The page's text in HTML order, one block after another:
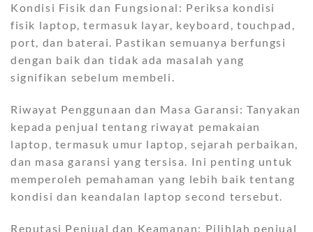
Kondisi Fisik dan Fungsional: Periksa kondisi
fisik laptop, termasuk layar, keyboard, touchpad,
port, dan baterai. Pastikan semuanya berfungsi
dengan baik dan tidak ada masalah yang
signifikan sebelum membeli.
Riwayat Penggunaan dan Masa Garansi: Tanyakan
kepada penjual tentang riwayat pemakaian
laptop, termasuk umur laptop, sejarah perbaikan,
dan masa garansi yang tersisa. Ini penting untuk
memperoleh pemahaman yang lebih baik tentang
kondisi dan keandalan laptop second tersebut.
Reputasi Penjual dan Keamanan: Pilihlah penjual